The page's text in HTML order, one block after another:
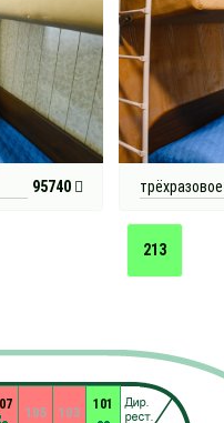
95740
213
101
103
105